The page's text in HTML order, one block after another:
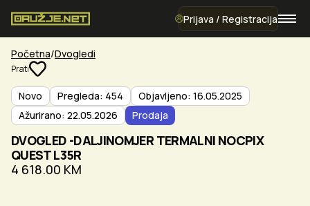
Prijava / Registracija
Početna Dvogledi
Prati
Novo Pregleda: 454
Objavljeno: 16.05.2025
Ažurirano: 22.05.2026
Prodaja
DVOGLED -DALJINOMJER TERMALNI NOCPIX
QUEST L35R
4 618.00 KM